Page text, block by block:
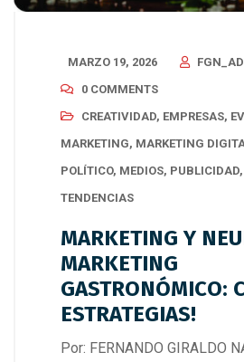
MARZO 19, 2026
0 COMMENTS
CREATIVIDAD, EMPRESAS,
MARKETING, MARKETING
POLÍTICO, MEDIOS, PUBLICIDAD,
TENDENCIAS
MARKETING Y
MARKETING
GASTRONÓMICO:
ESTRATEGIAS!
Por: FERNANDO GIRALDO